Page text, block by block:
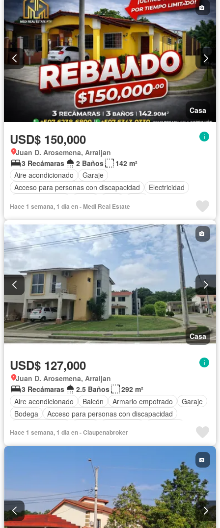
Casa
USD$ 150,000
Juan D. Arosemena, Arraijan
3 Recámaras
2 Baños
142 m²
Aire acondicionado
Garaje
Acceso para personas con discapacidad
Electricidad
Hace 1 semana, 1 día en - Medi Real Estate
Casa
USD$ 127,000
Juan D. Arosemena, Arraijan
3 Recámaras
2.5 Baños
292 m²
Aire acondicionado
Balcón Armario empotrado
Garaje
Bodega
Acceso para personas con discapacidad
Piscina
Hace 1 semana, 1 día en - Claupenabroker